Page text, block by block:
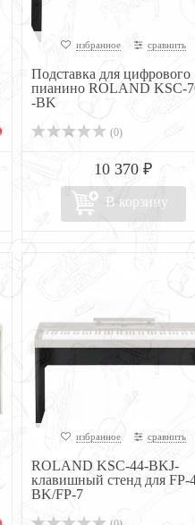
избранное сравнить
Подставка для цифрового
пианино ROLAND KSC-
-BK
(0)
10 370 ₽
В корзину
избранное сравнить
ROLAND KSC-44-BKJ-
клавишный стенд для FP-
BK/FP-7